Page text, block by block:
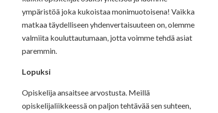
ympäristöä joka kukoistaa monimuotoisena! Vaikka
matkaa täydelliseen yhdenvertaisuuteen on, olemme
valmiita kouluttautumaan, jotta voimme tehdä asiat
paremmin.
Lopuksi
Opiskelija ansaitsee arvostusta. Meillä
opiskelijaliikkeessä on paljon tehtävää sen suhteen,